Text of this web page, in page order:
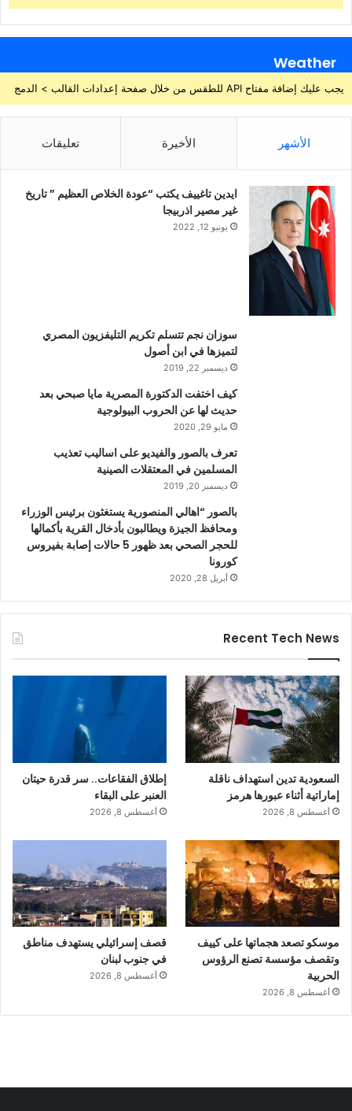
Weather
يجب عليك إضافة مفتاح API للطقس من خلال صفحة إعدادات القالب > الدمج
الأشهر الأخيرة تعليقات
ايدين تاغييف يكتب “عودة الخلاص العظيم ” تاريخ
غير مصير اذربيجا
يونيو 12, 2022
سوزان نجم تتسلم تكريم التليفزيون المصري
لتميزها في ابن أصول
ديسمبر 22, 2019
كيف اختفت الدكتورة المصرية مايا صبحي بعد
حديث لها عن الحروب البيولوجية
مايو 29, 2020
تعرف بالصور والفيديو على اساليب تعذيب
المسلمين في المعتقلات الصينية
ديسمبر 20, 2019
بالصور “اهالي المنصورية يستغثون برئيس الوزراء
ومحافظ الجيزة ويطالبون بأدخال القرية بأكمالها
للحجر الصحي بعد ظهور 5 حالات إصابة بفيروس
كورونا
أبريل 28, 2020
Recent Tech News
السعودية تدين استهداف ناقلة
إماراتية أثناء عبورها هرمز
أغسطس 8, 2026
إطلاق الفقاعات.. سر قدرة حيتان
العنبر على البقاء
أغسطس 8, 2026
موسكو تصعد هجماتها على كييف
وتقصف مؤسسة تصنع الرؤوس
الحربية
أغسطس 8, 2026
قصف إسرائيلي يستهدف مناطق
في جنوب لبنان
أغسطس 8, 2026